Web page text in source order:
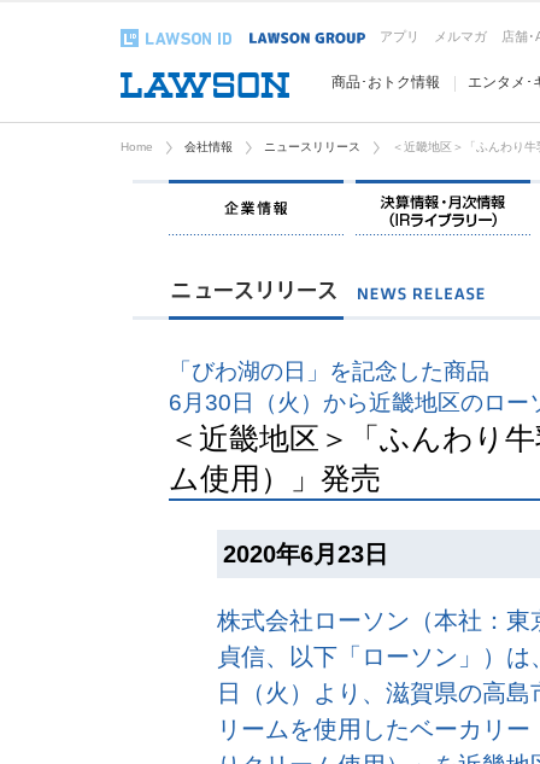
アプリ メルマガ 店舗･
商品･おトク情報 エンタメ･
Home 会社情報 ニュースリリース ＜近畿地区＞「ふんわり
企業情報
「びわ湖の日」を記念した商品
6月30日（火）から近畿地区のロー
＜近畿地区＞「ふんわり
ム使用）」発売
2020年6月23日
株式会社ローソン（本社：
貞信、以下「ローソン」）
日（火）より、滋賀県の高
リームを使用したベーカリ